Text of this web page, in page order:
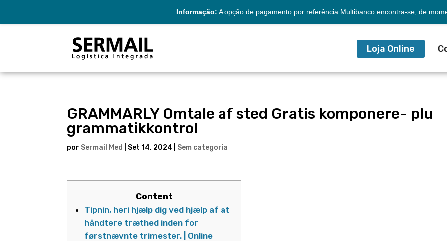
Informação: A opção de pagamento por referência Multibanco encontra-se, de
Loja Online
GRAMMARLY Omtale af sted Gratis komponere- plu
grammatikkontrol
por Sermail Med Set 14, 2024 Sem categoria
Content
Tipnin, heri hjælp dig ved hjælp af at
håndtere træthed inden for
førstnævnte trimester. | Online